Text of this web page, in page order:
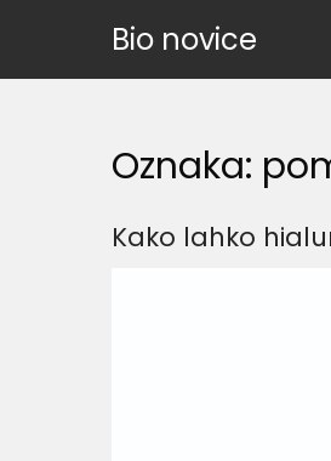
Bio novice
Oznaka:
Kako lahko